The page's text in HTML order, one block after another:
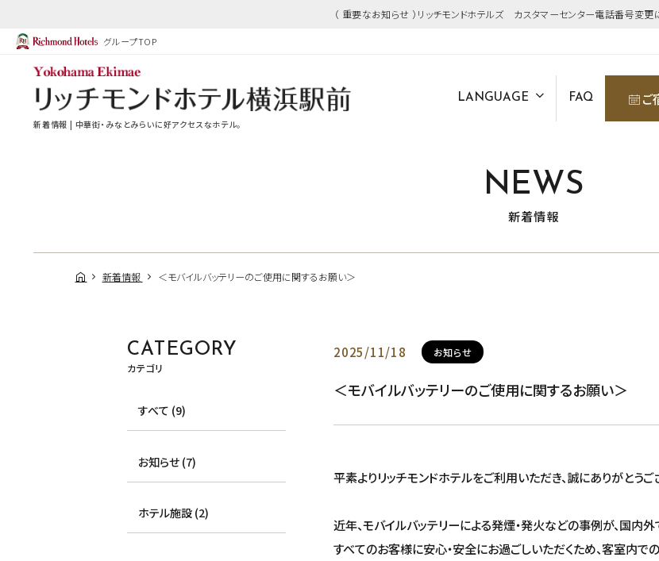
（ 重要なお知らせ ）リッチモンドホテルズ カスタマーセンター電話番号変
グループTOP
新着情報 | 中華街・みなとみらいに好アクセスなホテル。
LANGUAGE FAQ ご
NEWS
新着情報
新着情報 ＜モバイルバッテリーのご使用に関するお願い＞
2025/11/18 お知らせ
＜モバイルバッテリーのご使用に関するお願い＞
平素よりリッチモンドホテルをご利用いただき、誠にありがとうご
近年、モバイルバッテリーによる発煙・発火などの事例が、国内外
すべてのお客様に安心・安全にお過ごしいただくため、客室内で
CATEGORY
カテゴリ
すべて (9)
お知らせ (7)
ホテル施設 (2)